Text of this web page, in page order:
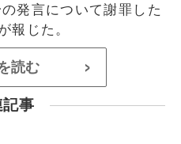
発言について謝罪した
報じた。
読む >
事